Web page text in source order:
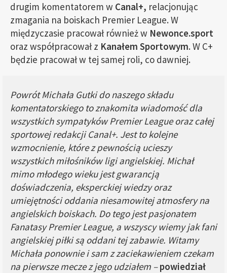
drugim komentatorem w Canal+, relacjonując
zmagania na boiskach Premier League. W
międzyczasie pracował również w Newonce.sport
oraz współpracował z Kanałem Sportowym. W C+
będzie pracował w tej samej roli, co dawniej.
Powrót Michała Gutki do naszego składu
komentatorskiego to znakomita wiadomość dla
wszystkich sympatyków Premier League oraz całej
sportowej redakcji Canal+. Jest to kolejne
wzmocnienie, które z pewnością ucieszy
wszystkich miłośników ligi angielskiej. Michał
mimo młodego wieku jest gwarancją
doświadczenia, eksperckiej wiedzy oraz
umiejętności oddania niesamowitej atmosfery na
angielskich boiskach. Do tego jest pasjonatem
Fanatasy Premier League, a wszyscy wiemy jak fani
angielskiej piłki są oddani tej zabawie. Witamy
Michała ponownie i sam z zaciekawieniem czekam
na pierwsze mecze z jego udziałem –powiedział